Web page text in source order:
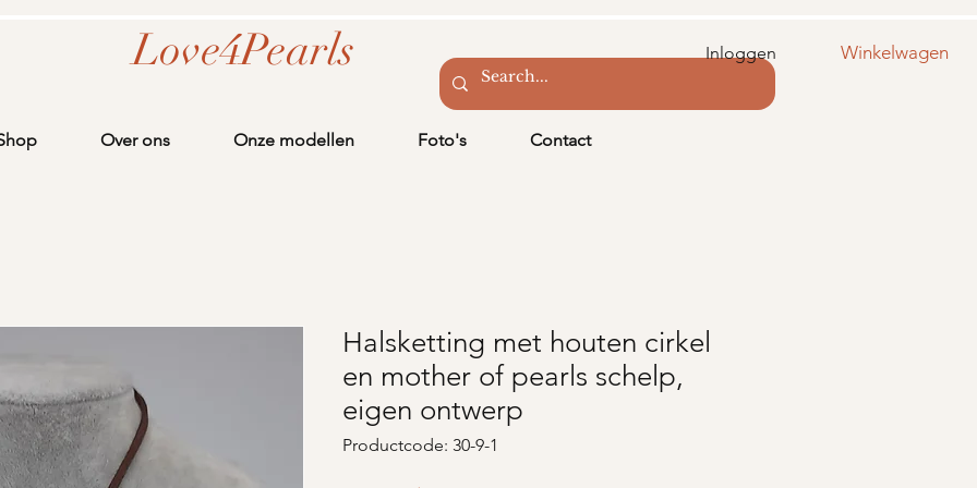
Winkelwagen
Inloggen
Love4Pearls
Over ons Onze modellen Foto's Contact
Halsketting met houten cirkel
en mother of pearls schelp,
eigen ontwerp
Productcode: 30-9-1